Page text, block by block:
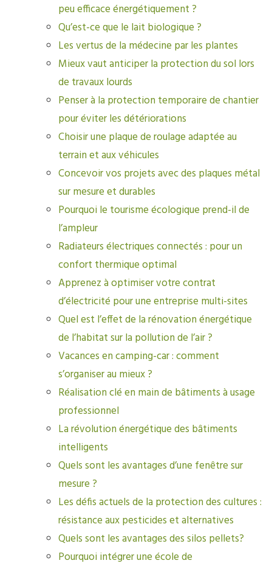
peu efficace énergétiquement ?
Qu’est-ce que le lait biologique ?
Les vertus de la médecine par les plantes
Mieux vaut anticiper la protection du sol lors
de travaux lourds
Penser à la protection temporaire de chantier
pour éviter les détériorations
Choisir une plaque de roulage adaptée au
terrain et aux véhicules
Concevoir vos projets avec des plaques métal
sur mesure et durables
Pourquoi le tourisme écologique prend-il de
l’ampleur
Radiateurs électriques connectés : pour un
confort thermique optimal
Apprenez à optimiser votre contrat
d’électricité pour une entreprise multi-sites
Quel est l’effet de la rénovation énergétique
de l’habitat sur la pollution de l’air ?
Vacances en camping-car : comment
s’organiser au mieux ?
Réalisation clé en main de bâtiments à usage
professionnel
La révolution énergétique des bâtiments
intelligents
Quels sont les avantages d’une fenêtre sur
mesure ?
Les défis actuels de la protection des cultures :
résistance aux pesticides et alternatives
Quels sont les avantages des silos pellets?
Pourquoi intégrer une école de